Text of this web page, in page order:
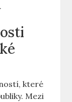
které
Mezi